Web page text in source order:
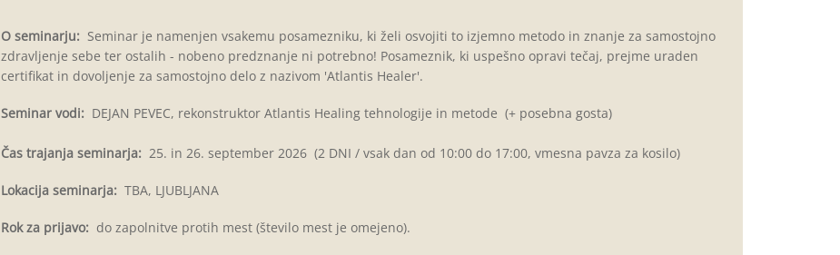
O seminarju:Seminar je namenjen vsakemu posamezniku, ki želi osvojiti to izjemno metodo in znanje za samostojno
zdravljenje sebe ter ostalih - nobeno predznanje ni potrebno! Posameznik, ki uspešno opravi tečaj, prejme uraden
certifikat in dovoljenje za samostojno delo z nazivom 'Atlantis Healer'.
Seminar vodi:DEJAN PEVEC, rekonstruktor Atlantis Healing tehnologije in metode (+ posebna gosta)
Čas trajanja seminarja:25. in 26. september 2026 (2 DNI / vsak dan od 10:00 do 17:00, vmesna pavza za kosilo)
Lokacija seminarja:TBA, LJUBLJANA
Rok za prijavo:do zapolnitve protih mest (število mest je omejeno).